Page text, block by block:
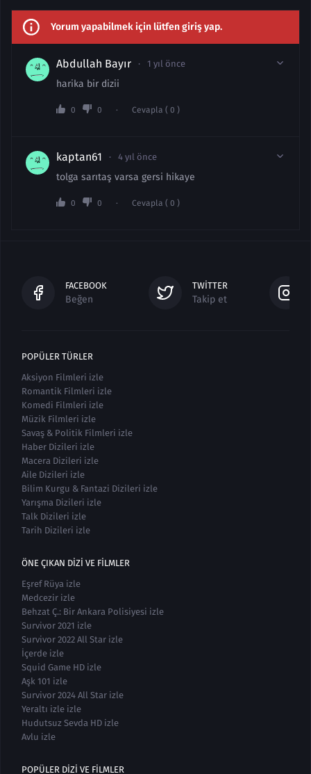
Yorum yapabilmek için lütfen giriş yap.
Abdullah Bayır 1 yıl önce
harika bir dizii
0 0 Cevapla ( 0 )
kaptan61 4 yıl önce
tolga sarıtaş varsa gersi hikaye
0 0 Cevapla ( 0 )
FACEBOOK
Beğen
TWITTER
Takip et
POPÜLER TÜRLER
Aksiyon Filmleri izle
Romantik Filmleri izle
Komedi Filmleri izle
Müzik Filmleri izle
Savaş & Politik Filmleri izle
Haber Dizileri izle
Macera Dizileri izle
Aile Dizileri izle
Bilim Kurgu & Fantazi Dizileri izle
Yarışma Dizileri izle
Talk Dizileri izle
Tarih Dizileri izle
ÖNE ÇIKAN DIZI VE FILMLER
Eşref Rüya izle
Medcezir izle
Behzat Ç.: Bir Ankara Polisiyesi izle
Survivor 2021 izle
Survivor 2022 All Star izle
İçerde izle
Squid Game HD izle
Aşk 101 izle
Survivor 2024 All Star izle
Yeraltı izle izle
Hudutsuz Sevda HD izle
Avlu izle
POPÜLER DIZI VE FILMLER